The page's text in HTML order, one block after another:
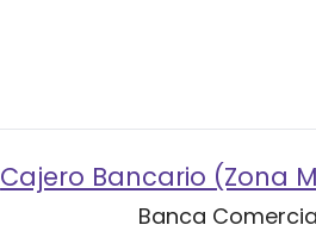
Cajero Bancario (Zona
Banca